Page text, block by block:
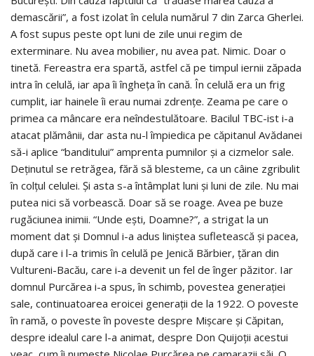
demascării”, a fost izolat în celula numărul 7 din Zarca Gherlei.
A fost supus peste opt luni de zile unui regim de
exterminare. Nu avea mobilier, nu avea pat. Nimic. Doar o
tinetă. Fereastra era spartă, astfel că pe timpul iernii zăpada
intra în celulă, iar apa îi îngheţa în cană. În celulă era un frig
cumplit, iar hainele îi erau numai zdrenţe. Zeama pe care o
primea ca mâncare era neîndestulătoare. Bacilul TBC-ist i-a
atacat plămânii, dar asta nu-l împiedica pe căpitanul Avădanei
să-i aplice “banditului” amprenta pumnilor şi a cizmelor sale.
Deţinutul se retrăgea, fără să blesteme, ca un câine zgribulit
în colţul celulei. Şi asta s-a întâmplat luni şi luni de zile. Nu mai
putea nici să vorbească. Doar să se roage. Avea pe buze
rugăciunea inimii. “Unde eşti, Doamne?”, a strigat la un
moment dat şi Domnul i-a adus liniştea sufletească şi pacea,
după care i l-a trimis în celulă pe Jenică Bărbier, ţăran din
Vultureni-Bacău, care i-a devenit un fel de înger păzitor. Iar
domnul Purcărea i-a spus, în schimb, povestea generaţiei
sale, continuatoarea eroicei generaţii de la 1922. O poveste
în ramă, o poveste în poveste despre Mişcare şi Căpitan,
despre idealul care l-a animat, despre Don Quijoţii acestui